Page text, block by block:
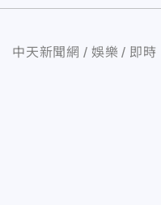
中天新聞網 娛樂 即時